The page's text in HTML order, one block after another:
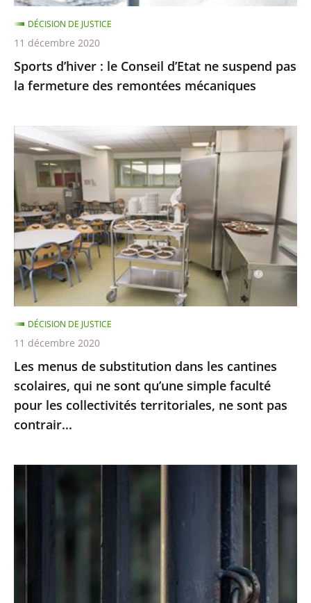
la
fermeture
des
remontées
mécaniques
Sports d’hiver : le Conseil d’Etat ne suspend pas
la fermeture des remontées mécaniques
DÉCISION DE JUSTICE
11 décembre 2020
Les
menus
de
substitution
dans
les
cantines
scolaires,
qui
ne
sont
qu’une
simple
faculté
pour
les
territoriales,
Les menus de substitution dans les cantines
scolaires, qui ne sont qu’une simple faculté
pour les collectivités territoriales, ne sont pas
contrair...
DÉCISION DE JUSTICE
11 décembre 2020